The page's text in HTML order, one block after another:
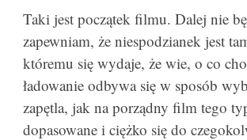
Taki jest początek filmu. Dalej nie
zapewniam, że niespodzianek jest
któremu się wydaje, że wie, o co
ładowanie odbywa się w sposób
zapętla, jak na porządny film tego
dopasowane i ciężko się do